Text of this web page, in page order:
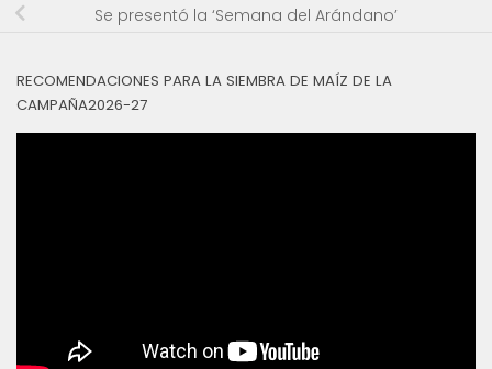
Se presentó la ‘Semana del Arándano’
RECOMENDACIONES PARA LA SIEMBRA DE MAÍZ DE LA
CAMPAÑA2026-27